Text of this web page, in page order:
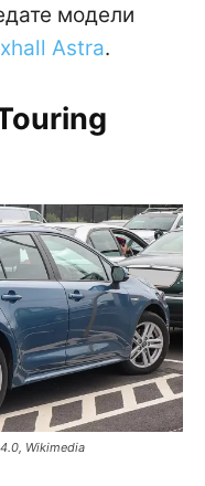
модели
Astra.
Wikimedia